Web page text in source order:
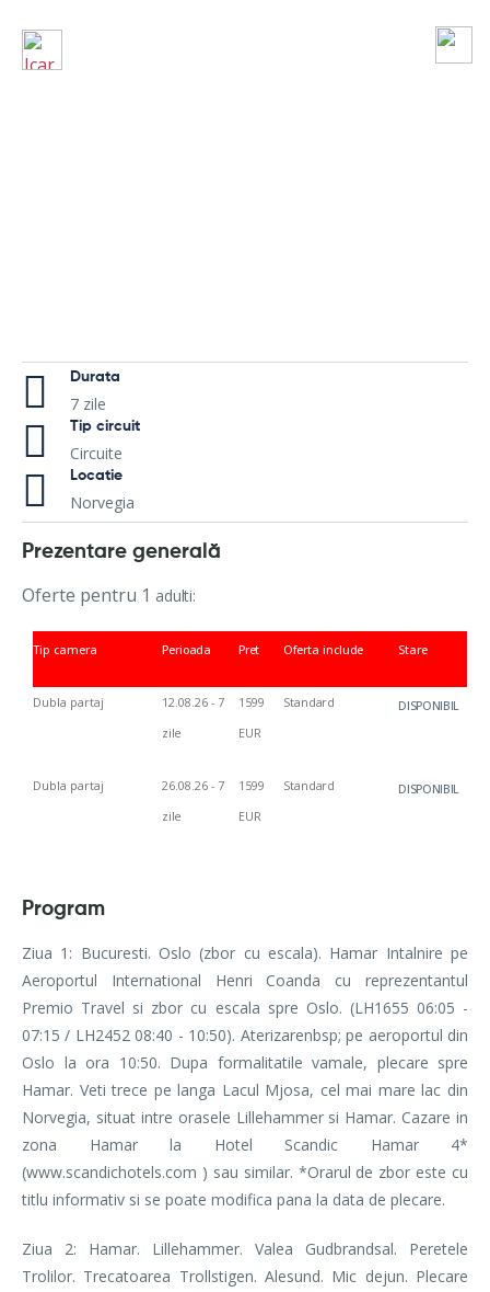
Durata
7 zile
Tip circuit
Circuite
Locatie
Norvegia
Prezentare generală
Oferte pentru 1 adulti:
Tip camera Perioada Pret Ofertainclude Stare
Dubla partaj
12.08.26 - 7
zile
1599
EUR
Standard DISPONIBIL
Dubla partaj
26.08.26 - 7
zile
1599
EUR
Standard DISPONIBIL
Program
Ziua 1: Bucuresti. Oslo (zbor cu escala). Hamar Intalnire pe
Aeroportul International Henri Coanda cu reprezentantul
Premio Travel si zbor cu escala spre Oslo. (LH1655 06:05 -
07:15 / LH2452 08:40 - 10:50). Aterizarenbsp; pe aeroportul din
Oslo la ora 10:50. Dupa formalitatile vamale, plecare spre
Hamar. Veti trece pe langa Lacul Mjosa, cel mai mare lac din
Norvegia, situat intre orasele Lillehammer si Hamar. Cazare in
zona Hamar la Hotel Scandic Hamar 4*
(www.scandichotels.com ) sau similar. *Orarul de zbor este cu
titlu informativ si se poate modifica pana la data de plecare.
Ziua 2: Hamar. Lillehammer. Valea Gudbrandsal. Peretele
Trolilor. Trecatoarea Trollstigen. Alesund. Mic dejun. Plecare